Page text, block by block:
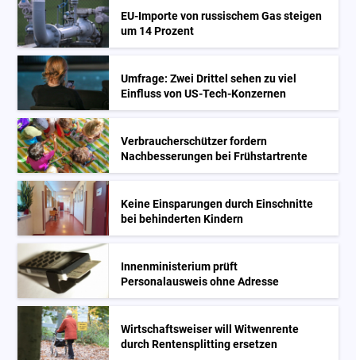
EU-Importe von russischem Gas steigen
um 14 Prozent
Umfrage: Zwei Drittel sehen zu viel
Einfluss von US-Tech-Konzernen
Verbraucherschützer fordern
Nachbesserungen bei Frühstartrente
Keine Einsparungen durch Einschnitte
bei behinderten Kindern
Innenministerium prüft
Personalausweis ohne Adresse
Wirtschaftsweiser will Witwenrente
durch Rentensplitting ersetzen